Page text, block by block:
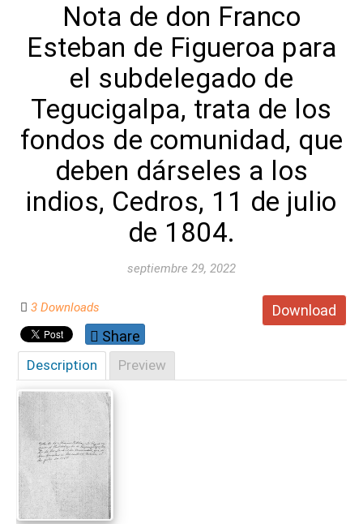
Nota de don Franco
Esteban de Figueroa para
el subdelegado de
Tegucigalpa, trata de los
fondos de comunidad, que
deben dárseles a los
indios, Cedros, 11 de julio
de 1804.
septiembre 29, 2022
Download
3 Downloads
Share
Description Preview